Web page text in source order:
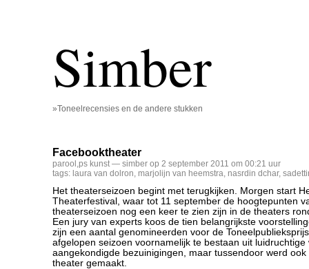
Simber
»Toneelrecensies en de andere stukken
Facebooktheater
parool ,ps kunst— simber op 2 september 2011 om 00:21 uur
tags: laura van dolron, marjolijn van heemstra, nasrdin dchar,
Het theaterseizoen begint met terugkijken. Morgen start
Theaterfestival, waar tot 11 september de hoogtepunten
theaterseizoen nog een keer te zien zijn in de theaters
Een jury van experts koos de tien belangrijkste
zijn een aantal genomineerden voor de
afgelopen seizoen voornamelijk te bestaan uit luidruchtige
aangekondigde bezuinigingen, maar tussendoor werd
theater gemaakt.